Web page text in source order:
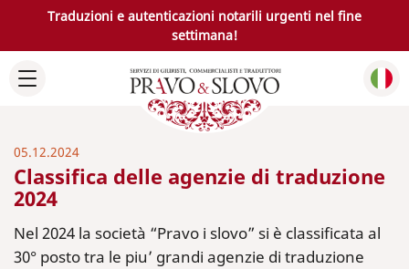
Traduzioni e autenticazioni notarili urgenti nel fine
settimana!
05.12.2024
Classifica delle agenzie di traduzione
2024
Nel 2024 la società “Pravo i slovo” si è classificata al
30° posto tra le piu’ grandi agenzie di traduzione